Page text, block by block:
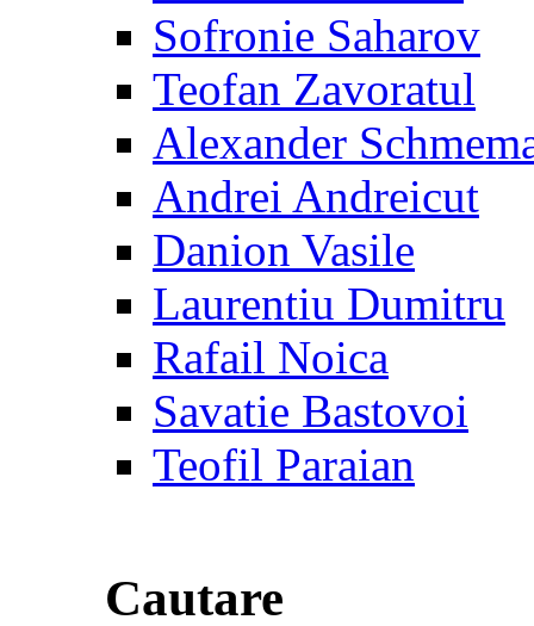
Sofronie Saharov
Teofan Zavoratul
Alexander
Andrei Andreicut
Danion Vasile
Laurentiu Dumitru
Rafail Noica
Savatie Bastovoi
Teofil Paraian
Cautare